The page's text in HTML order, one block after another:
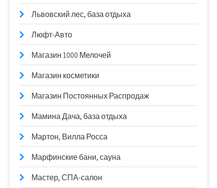
Львовский лес, база отдыха
Люфт-Авто
Магазин 1000 Мелочей
Магазин косметики
Магазин Постоянных Распродаж
Мамина Дача, база отдыха
Мартон, Вилла Росса
Марфинские бани, сауна
Мастер, СПА-салон